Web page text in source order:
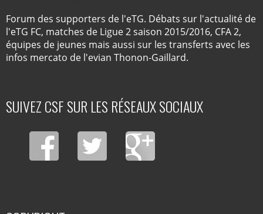
Forum des supporters de l'eTG. Débats sur l'actualité de
l'eTG FC, matches de Ligue 2 saison 2015/2016, CFA 2,
équipes de jeunes mais aussi sur les transferts avec les
infos mercato de l'evian Thonon-Gaillard.
SUIVEZ CSF SUR LES RÉSEAUX SOCIAUX